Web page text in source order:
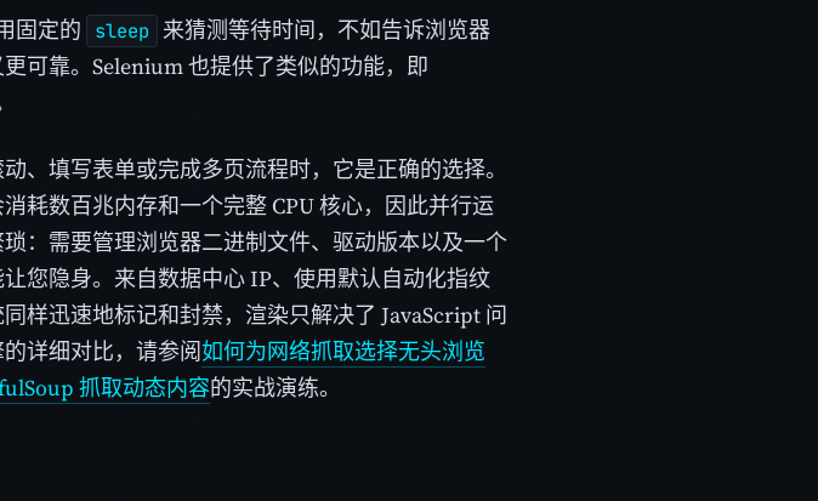
固定的 sleep 来猜测等待时间，不如告诉浏览器
可靠。Selenium 也提供了类似的功能，即
、填写表单或完成多页流程时，它是正确的选择。
耗数百兆内存和一个完整 CPU 核心，因此并行运
：需要管理浏览器二进制文件、驱动版本以及一个
您隐身。来自数据中心 IP、使用默认自动化指纹
样迅速地标记和封禁，渲染只解决了 JavaScript 问
详细对比，请参阅如何为网络抓取选择无头浏览
抓取动态内容的实战演练。